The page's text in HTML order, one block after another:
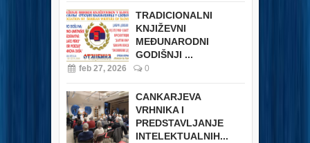
TRADICIONALNI
KNJIŽEVNI
MEĐUNARODNI
GODIŠNJI ...
feb 27, 2026 0
CANKARJEVA
VRHNIKA I
PREDSTAVLJANJE
INTELEKTUALNIH...